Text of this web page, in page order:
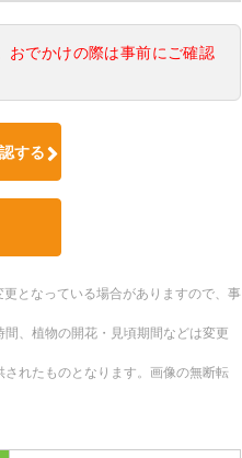
おでかけの際は事前にご確認
する
となっている場合がありますので、事
、植物の開花・見頃期間などは変更
れたものとなります。画像の無断転